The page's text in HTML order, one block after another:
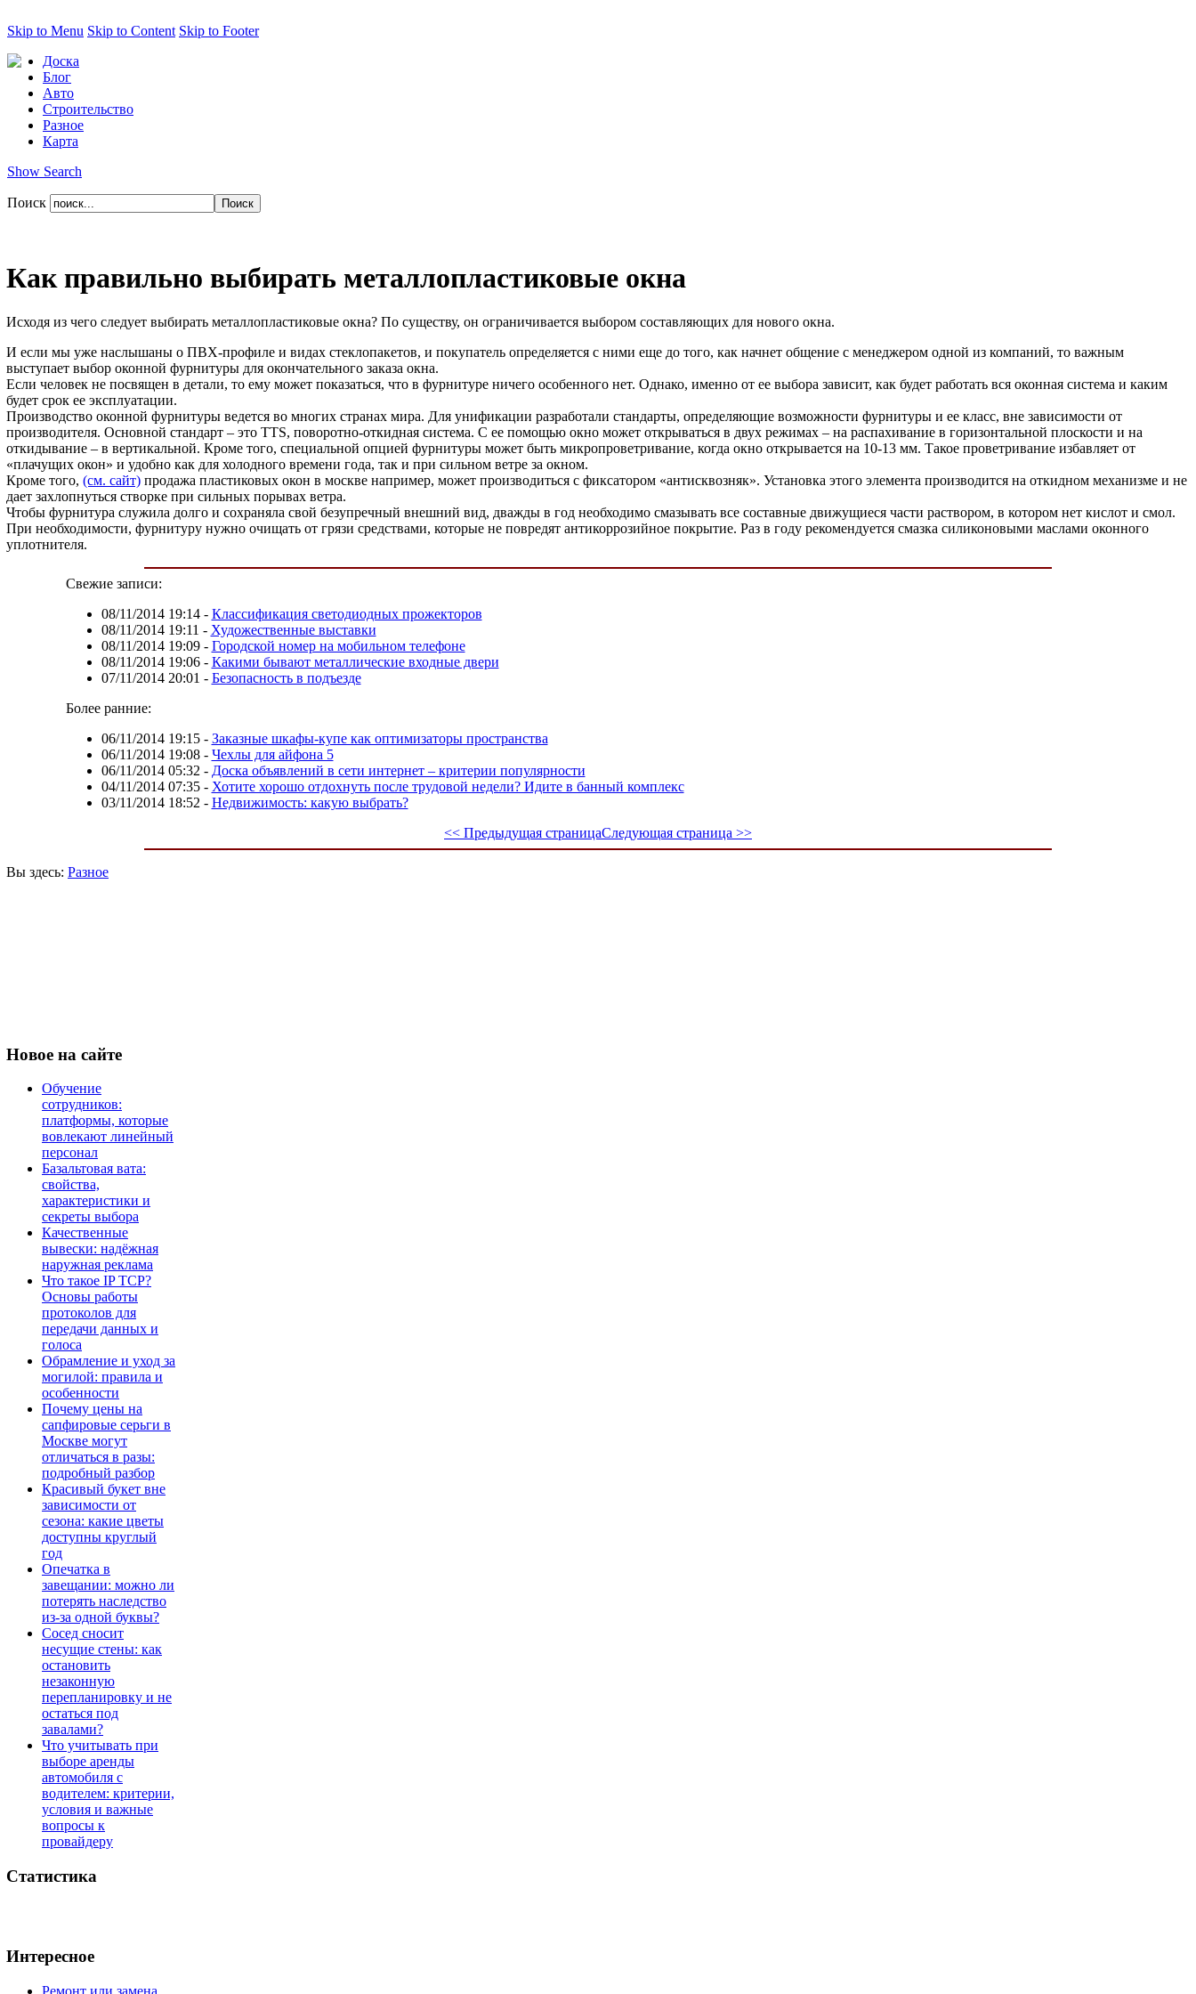
Skip to Menu Skip to Content Skip to Footer
Доска
Блог
Авто
Строительство
Разное
Карта
Show Search
Поиск
Как правильно выбирать металлопластиковые окна
Исходя из чего следует выбирать металлопластиковые окна? По существу, он ограничивается выбором составляющих для нового окна.
И если мы уже наслышаны о ПВХ-профиле и видах стеклопакетов, и покупатель определяется с ними еще до того, как начнет общение с менеджером одной из компаний, то важным
выступает выбор оконной фурнитуры для окончательного заказа окна.
Если человек не посвящен в детали, то ему может показаться, что в фурнитуре ничего особенного нет. Однако, именно от ее выбора зависит, как будет работать вся оконная система и каким
будет срок ее эксплуатации.
Производство оконной фурнитуры ведется во многих странах мира. Для унификации разработали стандарты, определяющие возможности фурнитуры и ее класс, вне зависимости от
производителя. Основной стандарт – это TTS, поворотно-откидная система. С ее помощью окно может открываться в двух режимах – на распахивание в горизонтальной плоскости и на
откидывание – в вертикальной. Кроме того, специальной опцией фурнитуры может быть микропроветривание, когда окно открывается на 10-13 мм. Такое проветривание избавляет от
«плачущих окон» и удобно как для холодного времени года, так и при сильном ветре за окном.
Кроме того, (см. сайт) продажа пластиковых окон в москве например, может производиться с фиксатором «антисквозняк». Установка этого элемента производится на откидном механизме и не
дает захлопнуться створке при сильных порывах ветра.
Чтобы фурнитура служила долго и сохраняла свой безупречный внешний вид, дважды в год необходимо смазывать все составные движущиеся части раствором, в котором нет кислот и смол.
При необходимости, фурнитуру нужно очищать от грязи средствами, которые не повредят антикоррозийное покрытие. Раз в году рекомендуется смазка силиконовыми маслами оконного
уплотнителя.
Свежие записи:
08/11/2014 19:14- Классификация светодиодных прожекторов
08/11/2014 19:11 - Художественные выставки
08/11/2014 19:09- Городской номер на мобильном телефоне
08/11/2014 19:06- Какими бывают металлические входные двери
07/11/2014 20:01 - Безопасность в подъезде
Более ранние:
06/11/2014 19:15- Заказные шкафы-купе как оптимизаторы пространства
06/11/2014 19:08- Чехлы для айфона 5
06/11/2014 05:32 - Доска объявлений в сети интернет – критерии популярности
04/11/2014 07:35- Хотите хорошо отдохнуть после трудовой недели? Идите в банный комплекс
03/11/2014 18:52 - Недвижимость: какую выбрать?
<< Предыдущая страницаСледующая страница >>
Вы здесь: Разное
Новое на сайте
Обучение
сотрудников:
платформы, которые
вовлекают линейный
персонал
Базальтовая вата:
свойства,
характеристики и
секреты выбора
Качественные
вывески: надёжная
наружная реклама
Что такое IP TCP?
Основы работы
протоколов для
передачи данных и
голоса
Обрамление и уход за
могилой: правила и
особенности
Почему цены на
сапфировые серьги в
Москве могут
отличаться в разы:
подробный разбор
Красивый букет вне
зависимости от
сезона: какие цветы
доступны круглый
год
Опечатка в
завещании: можно ли
потерять наследство
из-за одной буквы?
Сосед сносит
несущие стены: как
остановить
незаконную
перепланировку и не
остаться под
завалами?
Что учитывать при
выборе аренды
автомобиля с
водителем: критерии,
условия и важные
вопросы к
провайдеру
Статистика
Интересное